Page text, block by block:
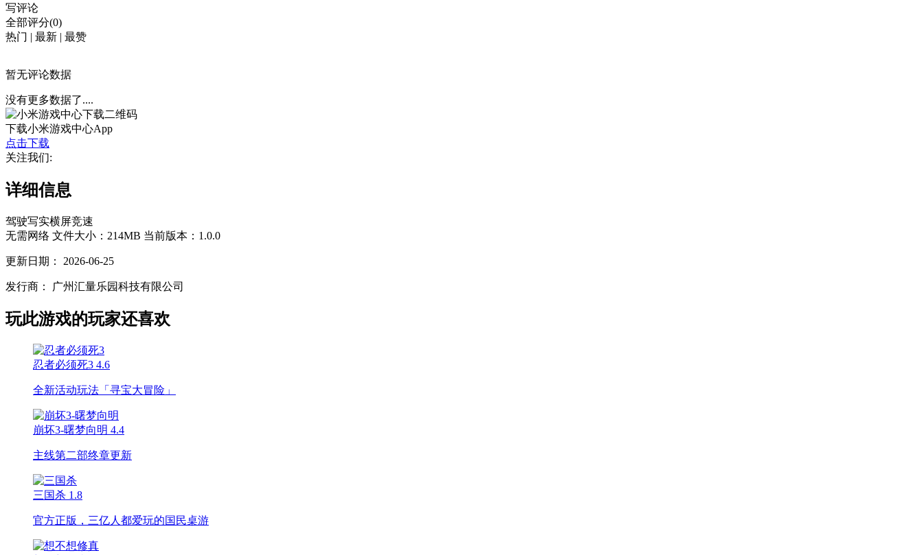
写评论
全部评分(0)
热门 | 最新 | 最赞
暂无评论数据
没有更多数据了....
下载小米游戏中心App
点击下载
关注我们:
详细信息
驾驶写实横屏竞速
无需网络 文件大小：214MB 当前版本：1.0.0
更新日期： 2026-06-25
发行商： 广州汇量乐园科技有限公司
玩此游戏的玩家还喜欢
忍者必须死3 4.6
全新活动玩法「寻宝大冒险」
崩坏3-曙梦向明 4.4
主线第二部终章更新
三国杀 1.8
官方正版，三亿人都爱玩的国民桌游